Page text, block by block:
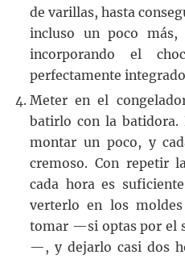
de varillas, hasta
incluso un poco
incorporando el
perfectamente
Meter en el
batirlo con la batidora.
montar un poco, y
cremoso. Con repetir
cada hora es
verterlo en los
tomar —si optas por el
—, y dejarlo casi dos